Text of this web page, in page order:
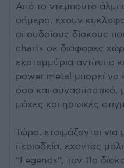
Από το ντεμπούτο
σήμερα, έχουν
σπουδαίους δίσκους
charts σε διάφορες
εκατομμύρια αντίτυπα
power metal μπορεί να
όσο και συναρπαστικό,
μάχες και ηρωικές
Τώρα, ετοιμάζονται για
περιοδεία, έχοντας
“Legends”, τον 11ο